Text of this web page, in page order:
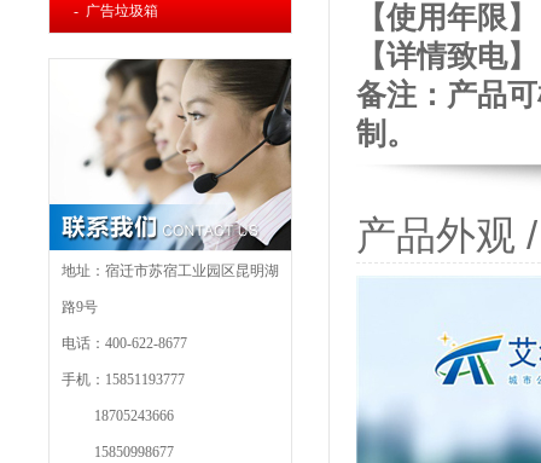
- 广告垃圾箱
地址：宿迁市苏宿工业园区昆明湖
路9号
电话：400-622-8677
手机：15851193777
18705243666
15850998677
【使用年限
【详情致电】
备注：产品
制。
产品外观